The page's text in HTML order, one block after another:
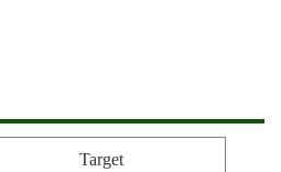
Target